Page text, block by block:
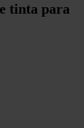
tinta para